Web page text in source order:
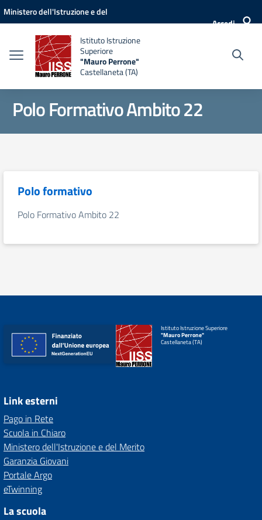
Vai ai contenuti
Vai al menu di navigazione
Vai al footer
Ministero dell'Istruzione e del
Accedi
Istituto Istruzione
Superiore
"Mauro Perrone"
Castellaneta (TA)
Polo Formativo Ambito 22
Polo formativo
Polo Formativo Ambito 22
Istituto Istruzione Superiore
"Mauro Perrone"
Castellaneta (TA)
Link esterni
Pago in Rete
Scuola in Chiaro
Ministero dell'Istruzione e del Merito
Garanzia Giovani
Portale Argo
eTwinning
La scuola